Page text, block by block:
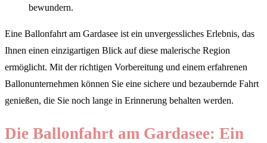
bewundern.
Eine Ballonfahrt am Gardasee ist ein unvergessliches Erlebnis, das
Ihnen einen einzigartigen Blick auf diese malerische Region
ermöglicht. Mit der richtigen Vorbereitung und einem erfahrenen
Ballonunternehmen können Sie eine sichere und bezaubernde Fahrt
genießen, die Sie noch lange in Erinnerung behalten werden.
Die Ballonfahrt am Gardasee: Ein